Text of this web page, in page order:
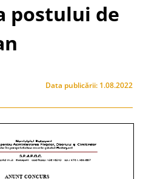
postului de
Data publicării: 1.08.2022